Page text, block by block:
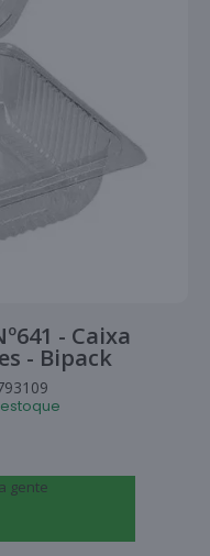
- Caixa
- Bipack
gente